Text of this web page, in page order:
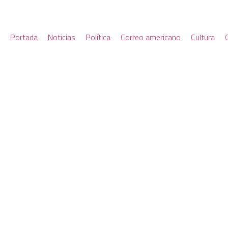
Portada Noticias Política Correo americano Cultura